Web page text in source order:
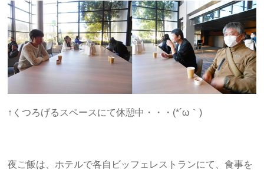
↑くつろげるスペースにて休憩中・・・(*´ω｀)
夜ご飯は、ホテルで各自ビッフェレストランにて、食事を